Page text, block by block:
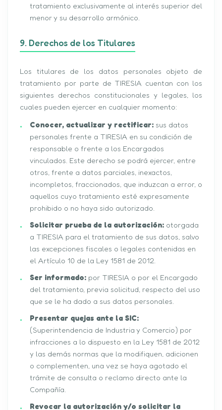
tratamiento exclusivamente al interés superior del
menor y su desarrollo armónico.
9. Derechos de los Titulares
Los titulares de los datos personales objeto de
tratamiento por parte de TIRESIA cuentan con los
siguientes derechos constitucionales y legales, los
cuales pueden ejercer en cualquier momento:
Conocer, actualizar y rectificar: sus datos
personales frente a TIRESIA en su condición de
responsable o frente a los Encargados
vinculados. Este derecho se podrá ejercer, entre
otros, frente a datos parciales, inexactos,
incompletos, fraccionados, que induzcan a error, o
aquellos cuyo tratamiento esté expresamente
prohibido o no haya sido autorizado.
Solicitar prueba de la autorización: otorgada
a TIRESIA para el tratamiento de sus datos, salvo
las excepciones fiscales o legales contenidas en
el Artículo 10 de la Ley 1581 de 2012.
Ser informado: por TIRESIA o por el Encargado
del tratamiento, previa solicitud, respecto del uso
que se le ha dado a sus datos personales.
Presentar quejas ante la SIC:
(Superintendencia de Industria y Comercio) por
infracciones a lo dispuesto en la Ley 1581 de 2012
y las demás normas que la modifiquen, adicionen
o complementen, una vez se haya agotado el
trámite de consulta o reclamo directo ante la
Compañía.
Revocar la autorización y/o solicitar la